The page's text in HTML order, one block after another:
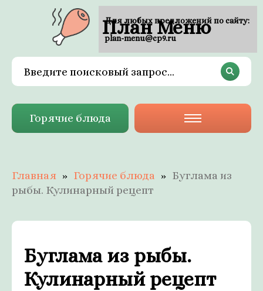
План Меню
Горячие блюда
Главная Горячие блюда
Буглама из
рыбы. Кулинарный рецепт
Буглама из рыбы.
Кулинарный рецепт
Для любых предложений по сайту:
plan-menu@cp9.ru